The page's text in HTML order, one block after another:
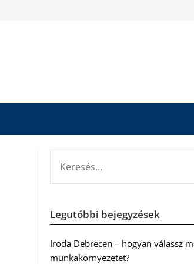
Legutóbbi bejegyzések
Iroda Debrecen – hogyan válassz
munkakörnyezetet?